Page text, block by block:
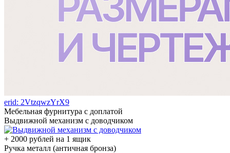
erid: 2VtzqwzYrX9
Мебельная фурнитура с доплатой
Выдвижной механизм с доводчиком
+ 2000 рублей на 1 ящик
Ручка металл (античная бронза)